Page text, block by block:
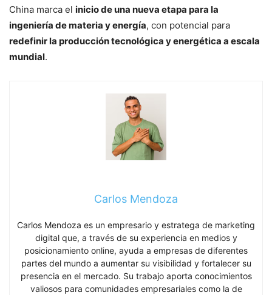
China marca el inicio de una nueva etapa para la
ingeniería de materia y energía, con potencial para
redefinir la producción tecnológica y energética a escala
mundial.
Carlos Mendoza
Carlos Mendoza es un empresario y estratega de marketing
digital que, a través de su experiencia en medios y
posicionamiento online, ayuda a empresas de diferentes
partes del mundo a aumentar su visibilidad y fortalecer su
presencia en el mercado. Su trabajo aporta conocimientos
valiosos para comunidades empresariales como la de